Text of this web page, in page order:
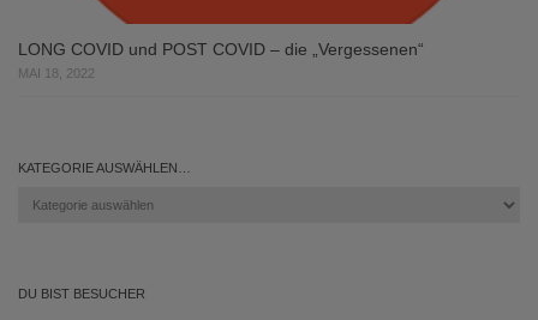
LONG COVID und POST COVID – die „Vergessenen“
MAI 18, 2022
KATEGORIE AUSWÄHLEN…
DU BIST BESUCHER